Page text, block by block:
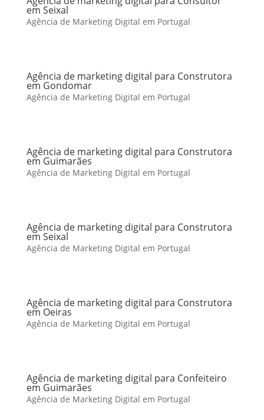
em Seixal
Agência de Marketing Digital em Portugal
Agência de marketing digital para Construtora
em Gondomar
Agência de Marketing Digital em Portugal
Agência de marketing digital para Construtora
em Guimarães
Agência de Marketing Digital em Portugal
Agência de marketing digital para Construtora
em Seixal
Agência de Marketing Digital em Portugal
Agência de marketing digital para Construtora
em Oeiras
Agência de Marketing Digital em Portugal
Agência de marketing digital para Confeiteiro
em Guimarães
Agência de Marketing Digital em Portugal